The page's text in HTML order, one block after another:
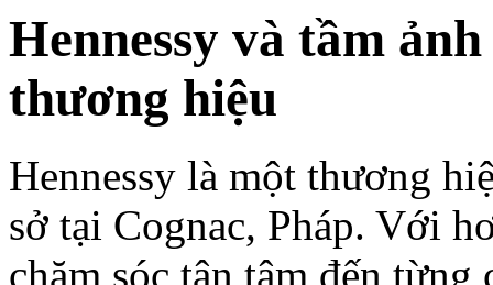
Hennessy và tầm
thương hiệu
Hennessy là một thương
sở tại Cognac, Pháp. Với
chăm sóc tận tâm đến